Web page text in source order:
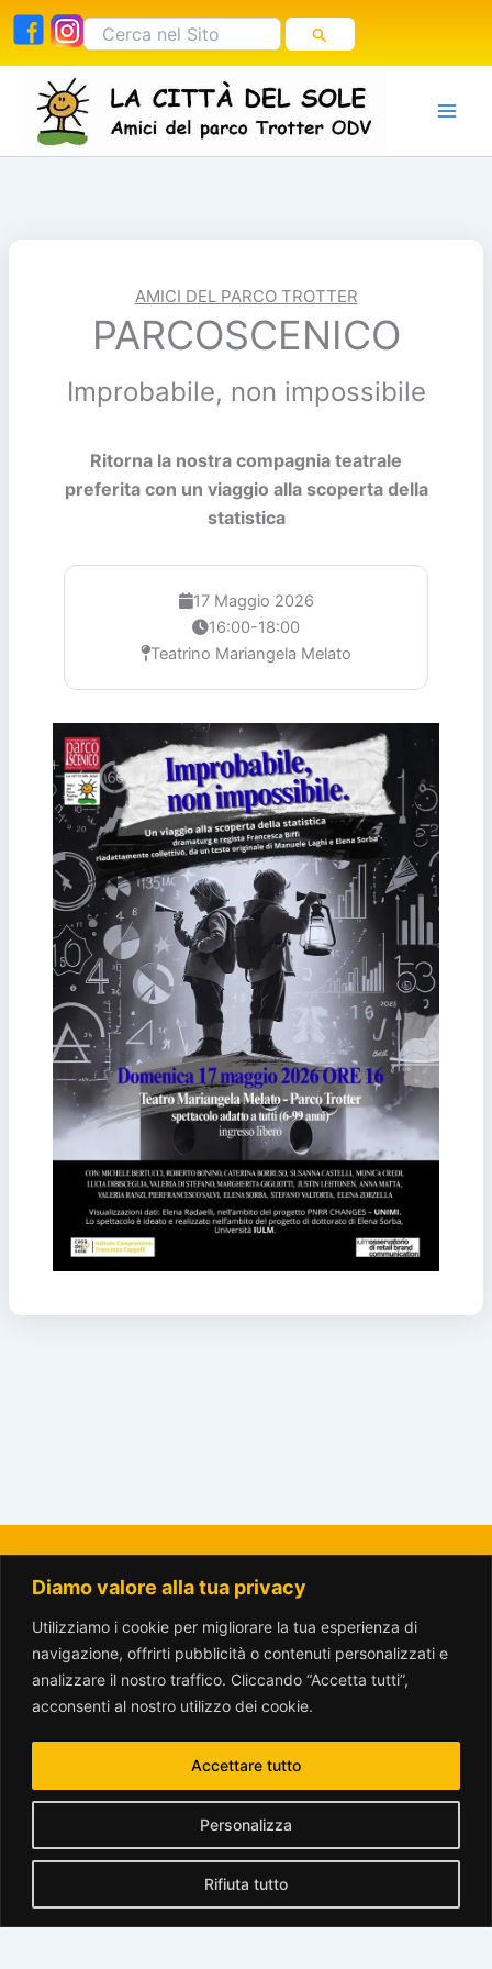
Diamo valore alla tua privacy
Utilizziamo i cookie per migliorare la tua esperienza di
navigazione, offrirti pubblicità o contenuti personalizzati e
analizzare il nostro traffico. Cliccando “Accetta tutti”,
acconsenti al nostro utilizzo dei cookie.
Personalizza
Rifiuta tutto
Accettare tutto
Vai
contenuto
Cerca:
AMICI DEL PARCO TROTTER
PARCOSCENICO
Improbabile, non impossibile
Ritorna la nostra compagnia teatrale
preferita con un viaggio alla scoperta della
statistica
17 Maggio 2026
16:00-18:00
Teatrino Mariangela Melato
La Città del Sole - Amici del Parco Trotter o.n.l.u.s.
amicitrotter@gmail.com
www.parcotrotter.org è rilasciata sotto licenzaCreative Commons
Attribuzione - Non commerciale - Condividi allo stesso modo 2.5
Italia License.
Translate »